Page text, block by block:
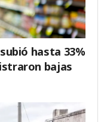
hasta 33%
bajas